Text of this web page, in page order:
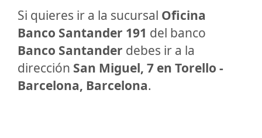
Si quieres ir a la sucursal Oficina
Banco Santander 191 del banco
Banco Santander debes ir a la
dirección San Miguel, 7 en Torello -
Barcelona, Barcelona.